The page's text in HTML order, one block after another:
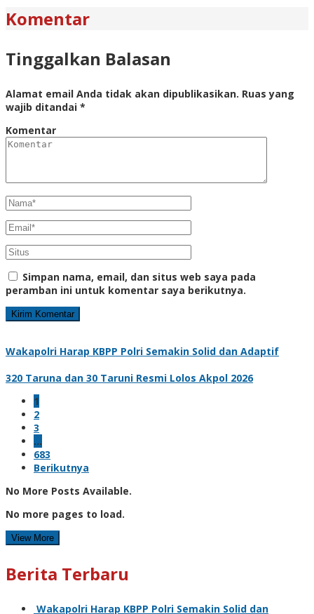
Komentar
Tinggalkan Balasan
Alamat email Anda tidak akan dipublikasikan. Ruas yang
wajib ditandai *
Komentar
Simpan nama, email, dan situs web saya pada
peramban ini untuk komentar saya berikutnya.
Wakapolri Harap KBPP Polri Semakin Solid dan Adaptif
320 Taruna dan 30 Taruni Resmi Lolos Akpol 2026
1
2
3
…
683
Berikutnya
No More Posts Available.
No more pages to load.
View More
Berita Terbaru
Wakapolri Harap KBPP Polri Semakin Solid dan